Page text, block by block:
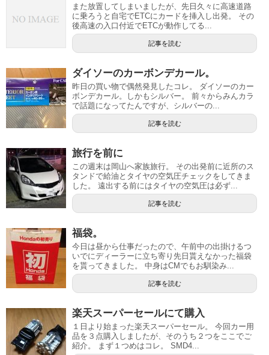
また放置してしまいましたが、先日久々に高速道路
に乗ろうと自宅でETCにカードを挿入し出発。 その
後高速の入口付近でETCが動作してる...
記事を読む
ダイソーのカーボンデカール。
昨日の買い物で偶然発見したコレ。 ダイソーのカー
ボンデカール。しかもシルバー。 前々からみんカラ
で話題になってたんですが、シルバーの...
記事を読む
旅行を前に
この週末は岡山へ家族旅行。 その出発前に近所のス
タンドで給油とタイヤの空気圧チェックをしてきま
した。 遠出する前にはタイヤの空気圧は必ず...
記事を読む
福袋。
今日は昼から仕事だったので、午前中の出掛けるつ
いでにディーラーに立ち寄り先日貰えなかった福袋
を貰ってきました。 中身はCMでもお馴染み...
記事を読む
楽天スーパーセールにて購入
１日より始まった楽天スーパーセール。 今回カー用
品を３点購入しましたが、そのうち２つをここでご
紹介。 まず１つめはコレ。 SMD4...